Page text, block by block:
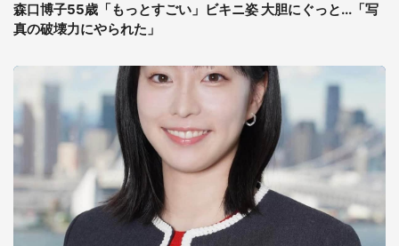
森口博子55歳「もっとすごい」ビキニ姿 大胆にぐっと...「写
真の破壊力にやられた」